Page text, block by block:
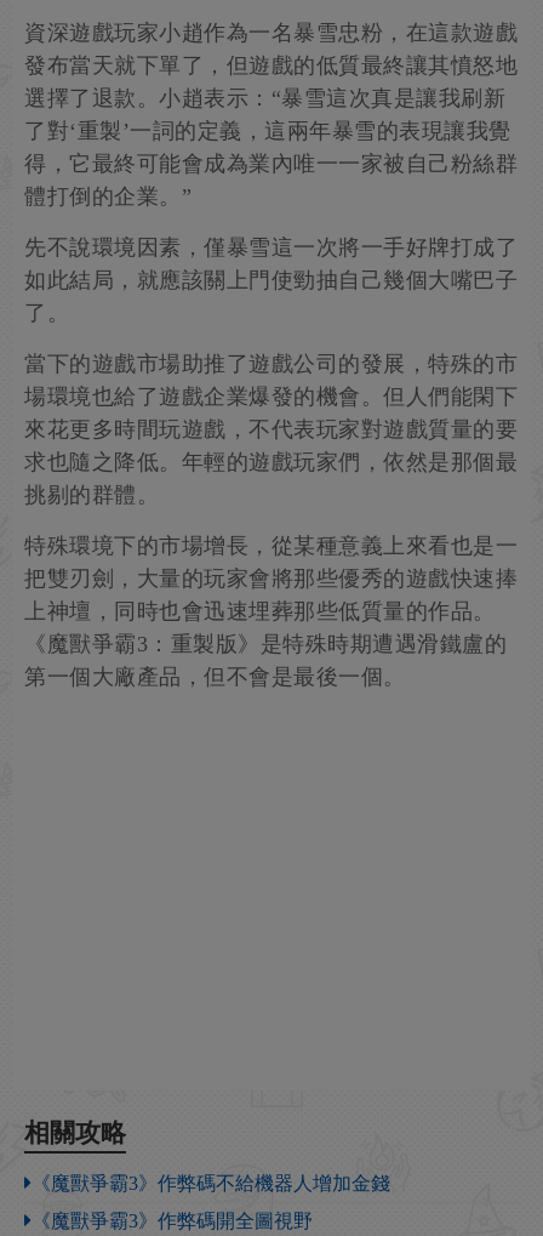
資深遊戲玩家小趙作為一名暴雪忠粉，在這款遊戲
發布當天就下單了，但遊戲的低質最終讓其憤怒地
選擇了退款。小趙表示：“暴雪這次真是讓我刷新
了對‘重製’一詞的定義，這兩年暴雪的表現讓我覺
得，它最終可能會成為業內唯一一家被自己粉絲群
體打倒的企業。”
先不說環境因素，僅暴雪這一次將一手好牌打成了
如此結局，就應該關上門使勁抽自己幾個大嘴巴子
了。
當下的遊戲市場助推了遊戲公司的發展，特殊的市
場環境也給了遊戲企業爆發的機會。但人們能閑下
來花更多時間玩遊戲，不代表玩家對遊戲質量的要
求也隨之降低。年輕的遊戲玩家們，依然是那個最
挑剔的群體。
特殊環境下的市場增長，從某種意義上來看也是一
把雙刃劍，大量的玩家會將那些優秀的遊戲快速捧
上神壇，同時也會迅速埋葬那些低質量的作品。
《魔獸爭霸3：重製版》是特殊時期遭遇滑鐵盧的
第一個大廠產品，但不會是最後一個。
相關攻略
《魔獸爭霸3》作弊碼不給機器人增加金錢
《魔獸爭霸3》作弊碼開全圖視野